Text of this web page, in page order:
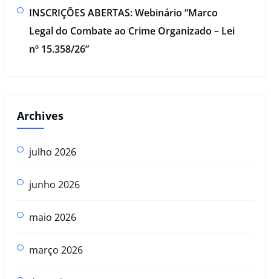
INSCRIÇÕES ABERTAS: Webinário “Marco
Legal do Combate ao Crime Organizado – Lei
nº 15.358/26”
Archives
julho 2026
junho 2026
maio 2026
março 2026